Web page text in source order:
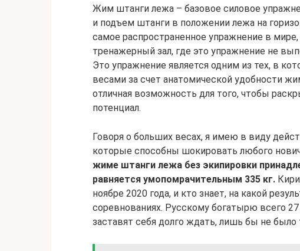
Жим штанги лежа – базовое силовое
и подъем штанги в положении лежа на
самое распространенное упражнение в
тренажерный зал, где это упражнение не
Это упражнение является одним из тех, в
весами за счет анатомической удобности
отличная возможность для того, чтобы
потенциал.
Говоря о больших весах, я имею в виду
которые способны шокировать любого
жиме штанги лежа без экипировки
равняется умопомрачительным 335 кг.
ноябре 2020 года, и кто знает, на какой
соревнованиях. Русскому богатырю всего
заставят себя долго ждать, лишь бы не было